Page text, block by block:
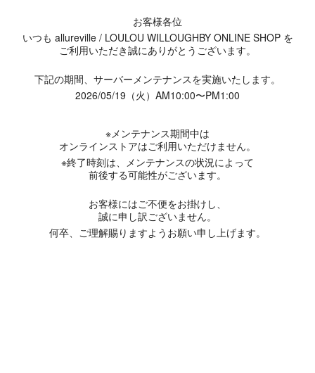
お客様各位
いつも allureville / LOULOU WILLOUGHBY ONLINE SHOP を
ご利用いただき誠にありがとうございます。
下記の期間、サーバーメンテナンスを実施いたします。
2026/05/19（火）AM10:00〜PM1:00
※メンテナンス期間中は
オンラインストアはご利用いただけません。
※終了時刻は、メンテナンスの状況によって
前後する可能性がございます。
お客様にはご不便をお掛けし、
誠に申し訳ございません。
何卒、ご理解賜りますようお願い申し上げます。